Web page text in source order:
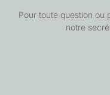
Pour toute question ou
notre